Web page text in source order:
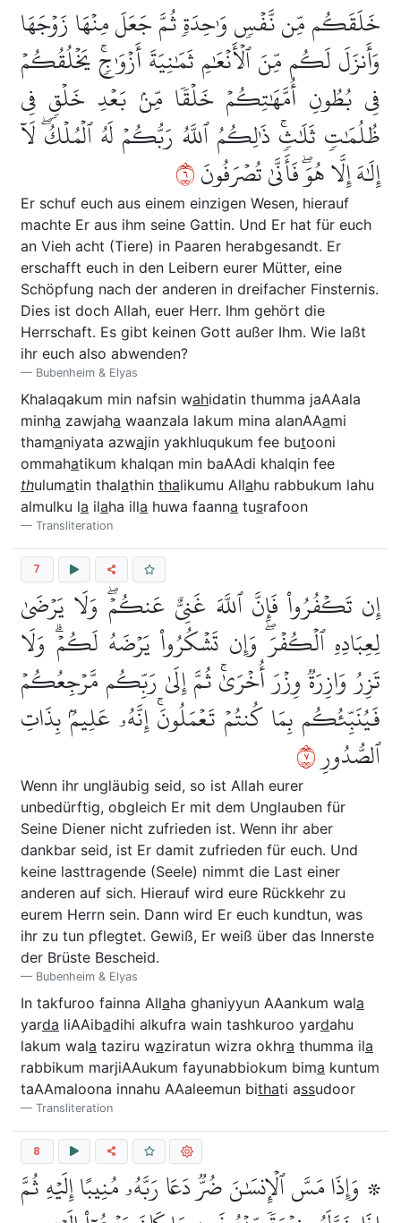
خَلَقَكُم مِّن نَّفۡسٖ وَٰحِدَةٖ ثُمَّ جَعَلَ مِنۡهَا زَوۡجَهَا
وَأَنزَلَ لَكُم مِّنَ ٱلۡأَنۡعَٰمِ ثَمَٰنِيَةَ أَزۡوَٰجٖۚ يَخۡلُقُكُمۡ
فِي بُطُونِ أُمَّهَٰتِكُمۡ خَلۡقٗا مِّنۢ بَعۡدِ خَلۡقٖ فِي
ظُلُمَٰتٖ ثَلَٰثٖۚ ذَٰلِكُمُ ٱللَّهُ رَبُّكُمۡ لَهُ ٱلۡمُلۡكُۖ لَآ
إِلَٰهَ إِلَّا هُوَۖ فَأَنَّىٰ تُصۡرَفُونَ٦
Er schuf euch aus einem einzigen Wesen, hierauf
machte Er aus ihm seine Gattin. Und Er hat für euch
an Vieh acht (Tiere) in Paaren herabgesandt. Er
erschafft euch in den Leibern eurer Mütter, eine
Schöpfung nach der anderen in dreifacher Finsternis.
Dies ist doch Allah, euer Herr. Ihm gehört die
Herrschaft. Es gibt keinen Gott außer Ihm. Wie laßt
ihr euch also abwenden?
Bubenheim & Elyas
Khalaqakum min nafsin wahidatin thumma jaAAala
minha zawjaha waanzala lakum mina alanAAami
thamaniyata azwajin yakhluqukum fee butooni
ommahatikum khalqan min baAAdi khalqin fee
thulumatin thalathin thalikumu Allahu rabbukum lahu
almulku la ilaha illa huwa faanna tusrafoon
Transliteration
7
إِن تَكۡفُرُواْ فَإِنَّ ٱللَّهَ غَنِيٌّ عَنكُمۡۖ وَلَا يَرۡضَىٰ
لِعِبَادِهِ ٱلۡكُفۡرَۖ وَإِن تَشۡكُرُواْ يَرۡضَهُ لَكُمۡۗ وَلَا
تَزِرُ وَازِرَةٞ وِزۡرَ أُخۡرَىٰۚ ثُمَّ إِلَىٰ رَبِّكُم مَّرۡجِعُكُمۡ
فَيُنَبِّئُكُم بِمَا كُنتُمۡ تَعۡمَلُونَۚ إِنَّهُۥ عَلِيمُۢ بِذَاتِ
ٱلصُّدُورِ٧
Wenn ihr ungläubig seid, so ist Allah eurer
unbedürftig, obgleich Er mit dem Unglauben für
Seine Diener nicht zufrieden ist. Wenn ihr aber
dankbar seid, ist Er damit zufrieden für euch. Und
keine lasttragende (Seele) nimmt die Last einer
anderen auf sich. Hierauf wird eure Rückkehr zu
eurem Herrn sein. Dann wird Er euch kundtun, was
ihr zu tun pflegtet. Gewiß, Er weiß über das Innerste
der Brüste Bescheid.
Bubenheim & Elyas
In takfuroo fainna Allaha ghaniyyun AAankum wala
yarda liAAibadihi alkufra wain tashkuroo yardahu
lakum wala taziru waziratun wizra okhra thumma ila
rabbikum marjiAAukum fayunabbiokum bima kuntum
taAAmaloona innahu AAaleemun bithati assudoor
Transliteration
8
۞ وَإِذَا مَسَّ ٱلۡإِنسَٰنَ ضُرّٞ دَعَا رَبَّهُۥ مُنِيبًا إِلَيۡهِ ثُمَّ